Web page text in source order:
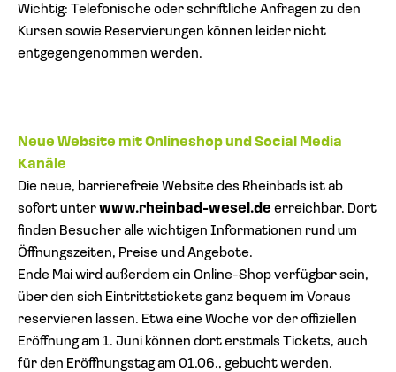
Wichtig: Telefonische oder schriftliche Anfragen zu den
Kursen sowie Reservierungen können leider nicht
entgegengenommen werden.
Neue Website mit Onlineshop und Social Media
Kanäle
Die neue, barrierefreie Website des Rheinbads ist ab
sofort unterwww.rheinbad-wesel.de erreichbar. Dort
finden Besucher alle wichtigen Informationen rund um
Öffnungszeiten, Preise und Angebote.
Ende Mai wird außerdem ein Online-Shop verfügbar sein,
über den sich Eintrittstickets ganz bequem im Voraus
reservieren lassen. Etwa eine Woche vor der offiziellen
Eröffnung am 1. Juni können dort erstmals Tickets, auch
für den Eröffnungstag am 01.06., gebucht werden.